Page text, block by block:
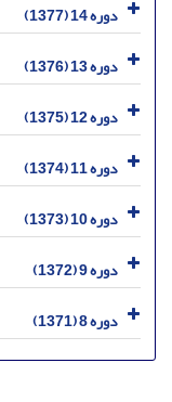
دوره 14 (1377)
دوره 13 (1376)
دوره 12 (1375)
دوره 11 (1374)
دوره 10 (1373)
دوره 9 (1372)
دوره 8 (1371)